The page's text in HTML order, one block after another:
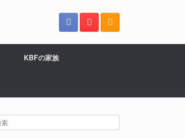
KBFの家族